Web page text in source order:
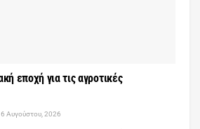
εποχή για τις αγροτικές
6 Αυγούστου, 2026